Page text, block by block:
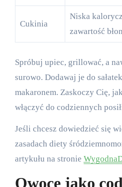
Cukinia
Niska
zawartość
Spróbuj upiec, grillować, a
surowo. Dodawaj je do
makaronem. Zaskoczy Cię,
włączyć do codziennych
Jeśli chcesz dowiedzieć się
zasadach diety
artykułu na stronie
Owoce jako